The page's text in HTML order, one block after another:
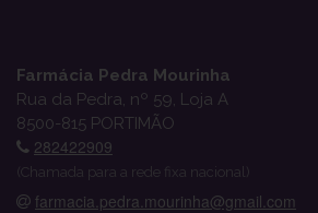
Farmácia Pedra Mourinha
Rua da Pedra, nº 59, Loja A
8500-815 PORTIMÃO
282422909
(Chamada para a rede fixa nacional)
farmacia.pedra.mourinha@gmail.com